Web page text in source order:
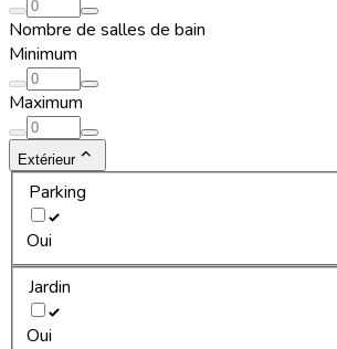
Nombre de salles de bain
Minimum
Maximum
Extérieur
Parking
Oui
Jardin
Oui